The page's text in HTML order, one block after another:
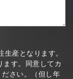
生産となります。
ます。同意してカ
さい。（但し年